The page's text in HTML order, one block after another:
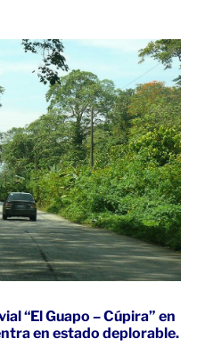
“El Guapo – Cúpira” en
en estado deplorable.